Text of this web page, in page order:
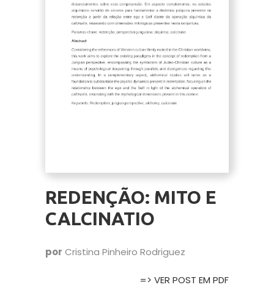
REDENÇÃO: MITO E
CALCINATIO
por Cristina Pinheiro Rodriguez
=> VER POST EM PDF